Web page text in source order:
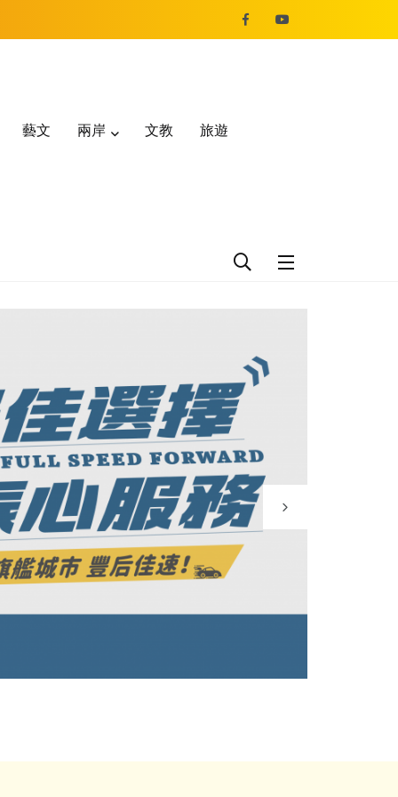
藝文 兩岸 文教 旅遊